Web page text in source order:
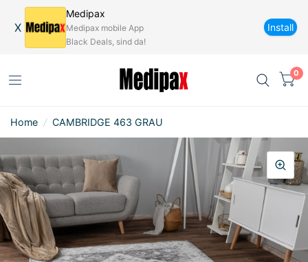
X
Medipax
Medipax mobile App
Black Deals, sind da!
Install
0
Home / CAMBRIDGE 463 GRAU